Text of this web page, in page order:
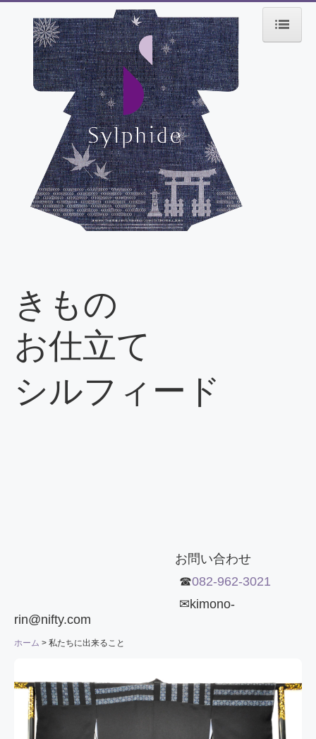
ホーム
私たちに出来ること
デニムキモノ
会社概要
代表挨拶
料金のご案内とお支払い
きもの
お仕立て
シルフィード
お問い合わせ
☎082-962-3021
✉kimono-
rin@nifty.com
ホーム 私たちに出来ること